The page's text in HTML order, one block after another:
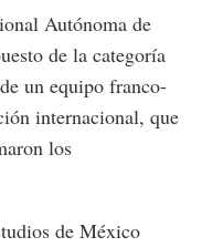
Autónoma de
de la categoría
un equipo franco-
internacional, que
los
de México